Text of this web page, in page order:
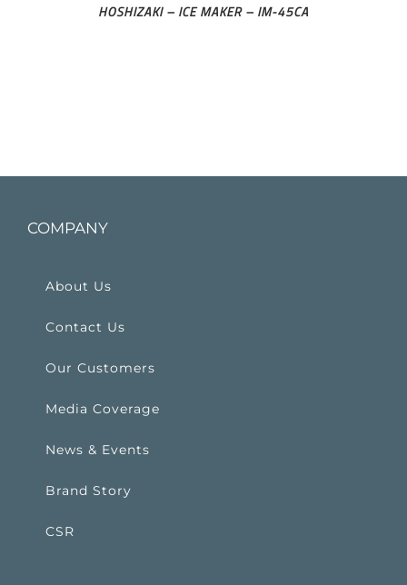
HOSHIZAKI – ICE MAKER – IM-45CA
COMPANY
About Us
Contact Us
Our Customers
Media Coverage
News & Events
Brand Story
CSR